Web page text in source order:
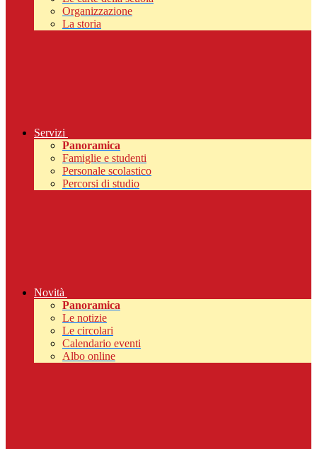
Organizzazione
La storia
Servizi
Panoramica
Famiglie e studenti
Personale scolastico
Percorsi di studio
Novità
Panoramica
Le notizie
Le circolari
Calendario eventi
Albo online